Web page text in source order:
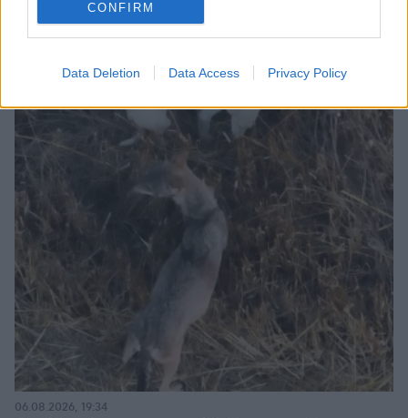
CONFIRM
Data Deletion Data Access Privacy Policy
06.08.2026, 19:34